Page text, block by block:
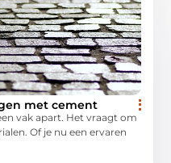
met cement
vak apart. Het vraagt om
Of je nu een ervaren